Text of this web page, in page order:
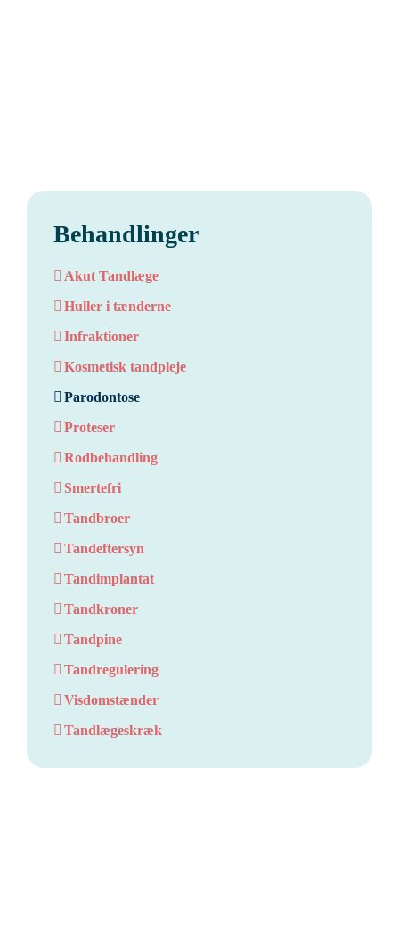
Behandlinger
Akut Tandlæge
Huller i tænderne
Infraktioner
Kosmetisk tandpleje
Parodontose
Proteser
Rodbehandling
Smertefri
Tandbroer
Tandeftersyn
Tandimplantat
Tandkroner
Tandpine
Tandregulering
Visdomstænder
Tandlægeskræk